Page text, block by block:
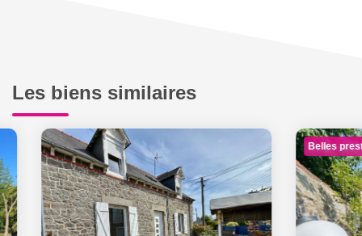
Les biens similaires
Belles prestations